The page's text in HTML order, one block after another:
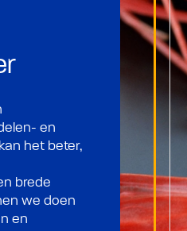
en
het beter,
brede
we doen
en